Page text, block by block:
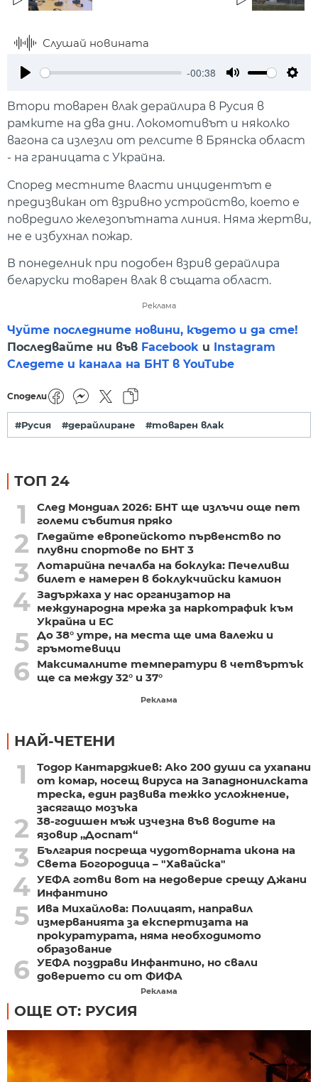
Слушай новината
-00:38
Втори товарен влак дерайлира в Русия в
рамките на два дни. Локомотивът и няколко
вагона са излезли от релсите в Брянска област
- на границата с Украйна.
Според местните власти инцидентът е
предизвикан от взривно устройство, което е
повредило железопътната линия. Няма жертви,
не е избухнал пожар.
В понеделник при подобен взрив дерайлира
беларуски товарен влак в същата област.
Реклама
Чуйте последните новини, където и да сте!
Последвайте ни във Facebook и
Instagram
Следете и канала на БНТ в YouTube
Сподели
#Русия #дерайлиране #товарен влак
ТОП 24
1
След Мондиал 2026: БНТ ще излъчи още пет
големи събития пряко
2
Гледайте европейското първенство по
плувни спортове по БНТ 3
3
Лотарийна печалба на боклука: Печеливш
билет е намерен в боклукчийски камион
4 Задържаха у нас организатор на
международна мрежа за наркотрафик към
Украйна и ЕС
5 До 38° утре, на места ще има валежи и
гръмотевици
6
Максималните температури в четвъртък
ще са между 32° и 37°
Реклама
НАЙ-ЧЕТЕНИ
1
Тодор Кантарджиев: Ако 200 души са ухапани
от комар, носещ вируса на Западнонилската
треска, един развива тежко усложнение,
засягащо мозъка
2
38-годишен мъж изчезна във водите на
язовир „Доспат“
3
България посреща чудотворната икона на
Света Богородица – "Хавайска"
4 УЕФА готви вот на недоверие срещу Джани
Инфантино
5
Ива Михайлова: Полицаят, направил
измерванията за експертизата на
прокуратурата, няма необходимото
образование
6 УЕФА поздрави Инфантино, но свали
доверието си от ФИФА
Реклама
ОЩЕ ОТ: РУСИЯ